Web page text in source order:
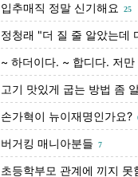
입추매직 정말 신기해요 25
정청래 "더 질 줄 알았는데
~ 하더이다. ~ 합디다. 저
고기 맛있게 굽는 방법 좀
손가혁이 뉴이재명인가요?
버거킹 매니아분들 7
초등학부모 관계에 끼지 못